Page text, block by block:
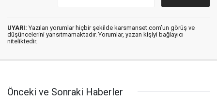
UYARI: Yazılan yorumlar hiçbir şekilde karsmanset.com’un görüş ve
düşüncelerini yansıtmamaktadır. Yorumlar, yazan kişiyi bağlayıcı
niteliktedir.
Önceki ve Sonraki Haberler